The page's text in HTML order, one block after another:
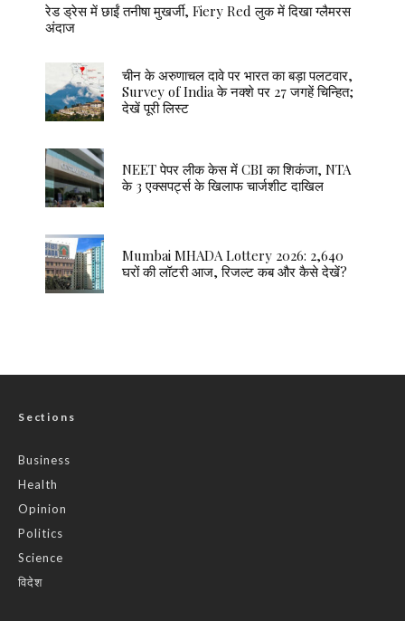
रेड ड्रेस में छाईं तनीषा मुखर्जी, Fiery Red लुक में दिखा ग्लैमरस
अंदाज
चीन के अरुणाचल दावे पर भारत का बड़ा पलटवार,
Survey of India के नक्शे पर 27 जगहें चिन्हित;
देखें पूरी लिस्ट
NEET पेपर लीक केस में CBI का शिकंजा, NTA
के 3 एक्सपर्ट्स के खिलाफ चार्जशीट दाखिल
Mumbai MHADA Lottery 2026: 2,640
घरों की लॉटरी आज, रिजल्ट कब और कैसे देखें?
Sections
Business
Health
Opinion
Politics
Science
विदेश